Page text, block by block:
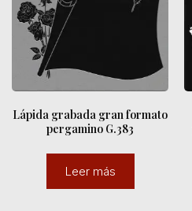
Lápida grabada gran formato
pergamino G.383
Leer más